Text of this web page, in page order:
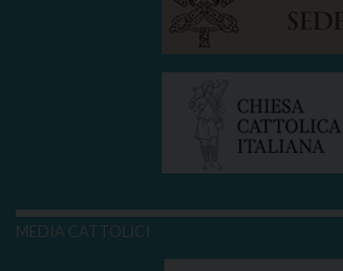
MEDIA CATTOLICI